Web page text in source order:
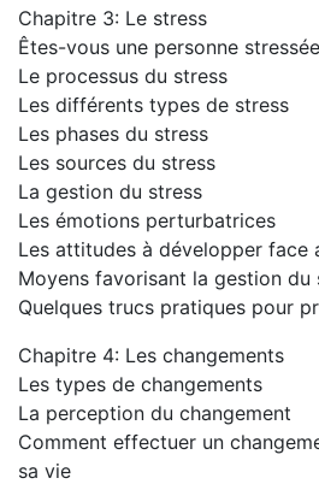
Chapitre 3: Le stress
Êtes-vous une personne
Le processus du stress
Les différents types de stress
Les phases du stress
Les sources du stress
La gestion du stress
Les émotions perturbatrices
Les attitudes à développer face
Moyens favorisant la gestion du
Quelques trucs pratiques pour
Chapitre 4: Les changements
Les types de changements
La perception du changement
Comment effectuer un
sa vie